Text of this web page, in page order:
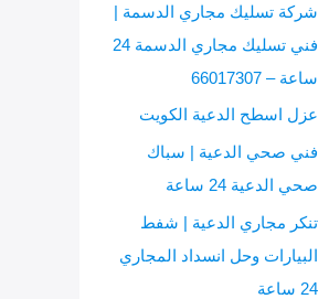
شركة تسليك مجاري الدسمة |
فني تسليك مجاري الدسمة 24
ساعة – 66017307
عزل اسطح الدعية الكويت
فني صحي الدعية | سباك
صحي الدعية 24 ساعة
تنكر مجاري الدعية | شفط
البيارات وحل انسداد المجاري
24 ساعة